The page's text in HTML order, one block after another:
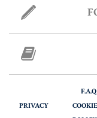
PRIVACY
COOKIE